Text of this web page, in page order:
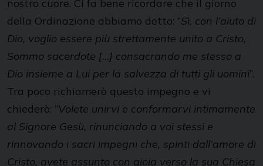
nostro cuore. Ci fa bene ricordare che il giorno
della Ordinazione abbiamo detto: “Sì, con l’aiuto di
Dio, voglio essere più strettamente unito a Cristo,
Sommo sacerdote […] consacrando me stesso a
Dio insieme a Lui per la salvezza di tutti gli uomini”.
Tra poco richiamerò questo impegno e vi
chiederò: “Volete unirvi e conformarvi intimamente
al Signore Gesù, rinunciando a voi stessi e
rinnovando i sacri impegni che, spinti dall’amore di
Cristo, avete assunto con gioia verso la sua Chiesa